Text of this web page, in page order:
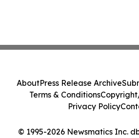
© 1995-2026 Newsmatics Inc.
AboutPress Release Archive
Terms & Conditions
Privacy Policy